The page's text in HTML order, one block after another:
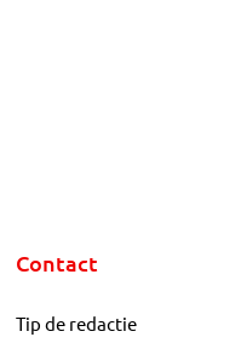
Contact
Tip de redactie